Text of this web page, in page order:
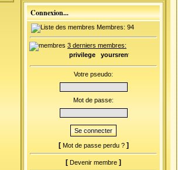
Connexion...
Membres: 94
3 derniers membres:
privilege yoursrentacar
Votre pseudo:
Mot de passe:
[ Mot de passe perdu ?]
[ Devenir membre ]